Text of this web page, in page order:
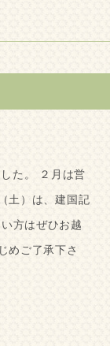
た。 ２月は営
土）は、建国記
方はぜひお越
めご了承下さ